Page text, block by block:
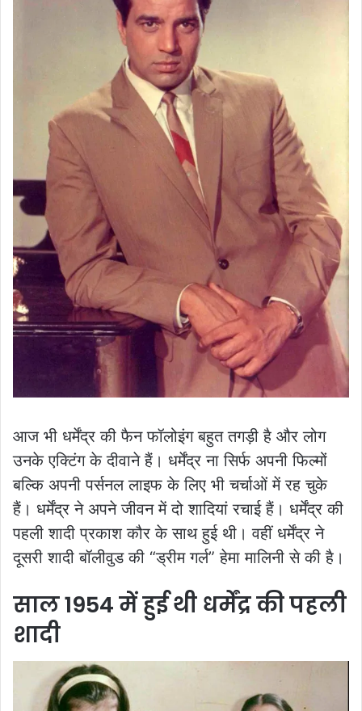
आज भी धर्मेंद्र की फैन फॉलोइंग बहुत तगड़ी है और लोग
उनके एक्टिंग के दीवाने हैं। धर्मेंद्र ना सिर्फ अपनी फिल्मों
बल्कि अपनी पर्सनल लाइफ के लिए भी चर्चाओं में रह चुके
हैं। धर्मेंद्र ने अपने जीवन में दो शादियां रचाई हैं। धर्मेंद्र की
पहली शादी प्रकाश कौर के साथ हुई थी। वहीं धर्मेंद्र ने
दूसरी शादी बॉलीवुड की “ड्रीम गर्ल” हेमा मालिनी से की है।
साल 1954 में हुई थी धर्मेंद्र की पहली
शादी